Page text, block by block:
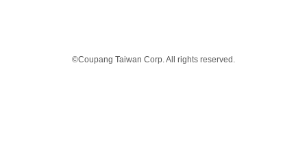
©Coupang Taiwan Corp. All rights reserved.